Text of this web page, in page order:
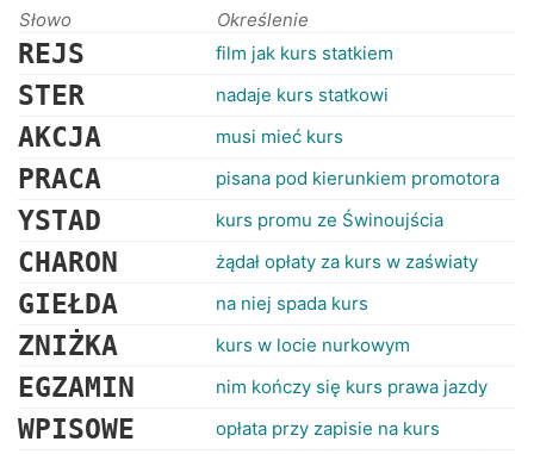
Słowo Określenie
REJS film jak kurs statkiem
STER nadaje kurs statkowi
AKCJA musi mieć kurs
PRACA pisana pod kierunkiem promotora
YSTAD kurs promu ze Świnoujścia
CHARON żądał opłaty za kurs w zaświaty
GIEŁDA na niej spada kurs
ZNIŻKA kurs w locie nurkowym
EGZAMIN nim kończy się kurs prawa jazdy
WPISOWE opłata przy zapisie na kurs